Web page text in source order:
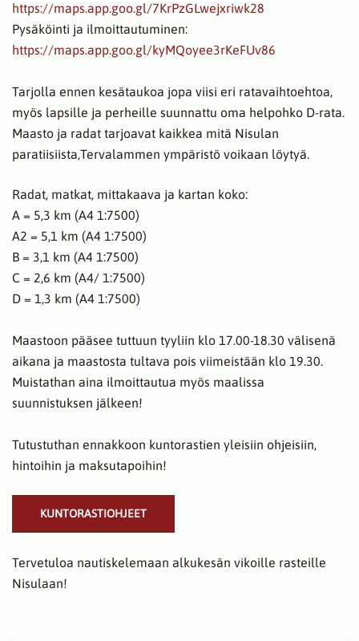
https://maps.app.goo.gl/7KrPzGLwejxriwk28
Pysäköinti ja ilmoittautuminen:
https://maps.app.goo.gl/kyMQoyee3rKeFUv86
Tarjolla ennen kesätaukoa jopa viisi eri ratavaihtoehtoa,
myös lapsille ja perheille suunnattu oma helpohko D-rata.
Maasto ja radat tarjoavat kaikkea mitä Nisulan
paratiisiista,Tervalammen ympäristö voikaan löytyä.
Radat, matkat, mittakaava ja kartan koko:
A = 5,3 km (A4 1:7500)
A2 = 5,1 km (A4 1:7500)
B = 3,1 km (A4 1:7500)
C = 2,6 km (A4/ 1:7500)
D = 1,3 km (A4 1:7500)
Maastoon pääsee tuttuun tyyliin klo 17.00-18.30 välisenä
aikana ja maastosta tultava pois viimeistään klo 19.30.
Muistathan aina ilmoittautua myös maalissa
suunnistuksen jälkeen!
Tutustuthan ennakkoon kuntorastien yleisiin ohjeisiin,
hintoihin ja maksutapoihin!
KUNTORASTIOHJEET
Tervetuloa nautiskelemaan alkukesän vikoille rasteille
Nisulaan!